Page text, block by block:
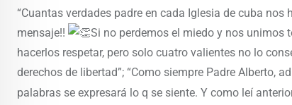
“Cuantas verdades padre en cada Iglesia de cuba nos
mensaje!!
Si no perdemos el miedo y nos unimos
hacerlos respetar, pero solo cuatro valientes no lo
derechos de libertad”; “Como siempre Padre Alberto,
palabras se expresará lo q se siente. Y como leí